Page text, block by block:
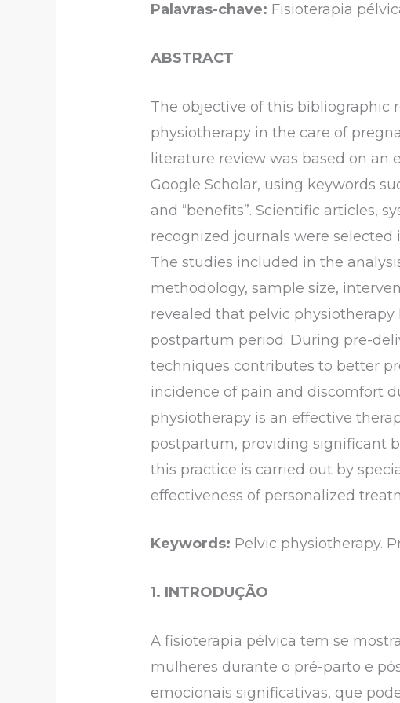
Palavras-chave: Fisioterapia
ABSTRACT
The objective of this bibliographic
physiotherapy in the care of
literature review was based on an
Google Scholar, using keywords
and “benefits”. Scientific articles,
recognized journals were
The studies included in the
methodology, sample size,
revealed that pelvic
postpartum period. During pre-
techniques contributes to better
incidence of pain and discomfort
physiotherapy is an effective
postpartum, providing significant
this practice is carried out by
effectiveness of personalized
Keywords: Pelvic physiotherapy.
1. INTRODUÇÃO
A fisioterapia pélvica tem se
mulheres durante o pré-parto e
emocionais significativas, que